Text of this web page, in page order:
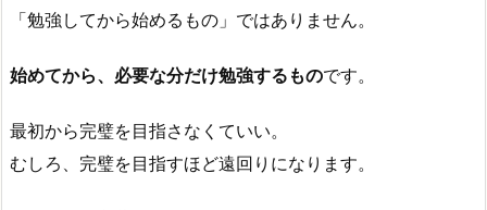
「勉強してから始めるもの」ではありません。
始めてから、必要な分だけ勉強するものです。
最初から完璧を目指さなくていい。
むしろ、完璧を目指すほど遠回りになります。